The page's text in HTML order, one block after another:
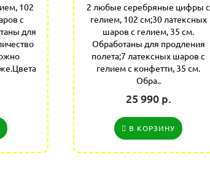
102
с
для
2 любые серебряные цифры с
гелием, 102 см;30 латексных
шаров с гелием, 35 см.
Обработаны для продления
полета;7 латексных шаров с
гелием с конфетти, 35 см.
Обра..
25 990 р.
В КОРЗИНУ